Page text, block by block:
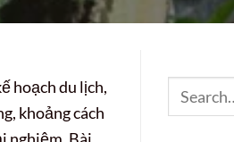
hoạch du lịch,
khoảng cách